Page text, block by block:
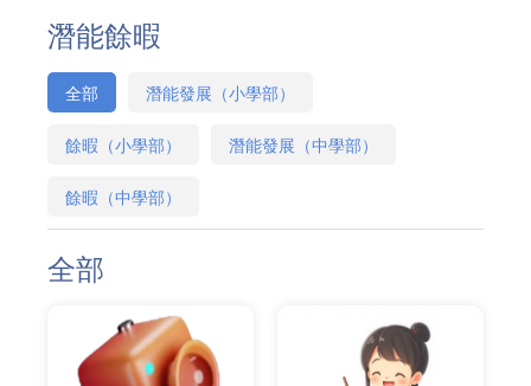
潛能餘暇
全部 潛能發展（小學部）
餘暇（小學部） 潛能發展（中學部）
餘暇（中學部）
全部